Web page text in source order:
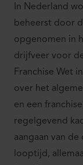
In Nederland
beheerst door
opgenomen in
drijfveer voor
Franchise Wet
over het
en een
regelgevend
aangaan van
looptijd,